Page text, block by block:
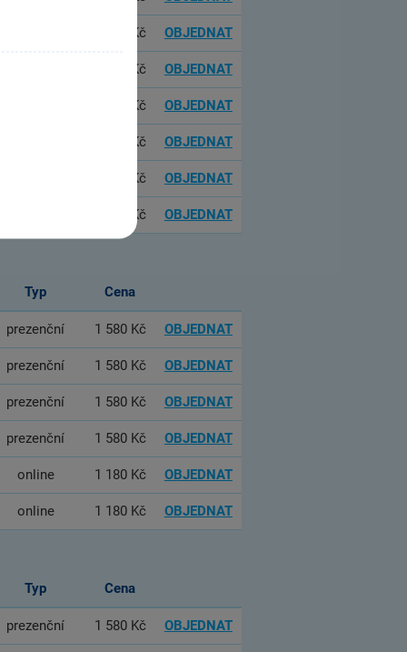
1 380 Kč OBJEDNAT
1 380 Kč OBJEDNAT
1 180 Kč OBJEDNAT
1 180 Kč OBJEDNAT
1 180 Kč OBJEDNAT
1 180 Kč OBJEDNAT
Typ Cena
prezenční 1 580 Kč OBJEDNAT
prezenční 1 580 Kč OBJEDNAT
prezenční 1 580 Kč OBJEDNAT
prezenční 1 580 Kč OBJEDNAT
online 1 180 Kč OBJEDNAT
online 1 180 Kč OBJEDNAT
Typ Cena
prezenční 1 580 Kč OBJEDNAT